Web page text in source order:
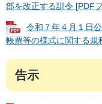
部を改正する訓令 [PDF
令和７年４月１日
帳票等の様式に関する規
告示